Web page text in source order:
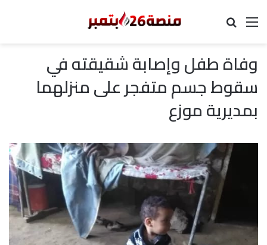
القائمة
وفاة طفل وإصابة شقيقته في
سقوط جسم متفجر على منزلهما
بمديرية موزع